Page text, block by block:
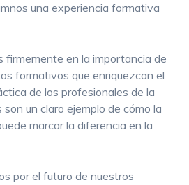
una experiencia formativa
firmemente en la importancia de
formativos que enriquezcan el
de los profesionales de la
un claro ejemplo de cómo la
marcar la diferencia en la
por el futuro de nuestros